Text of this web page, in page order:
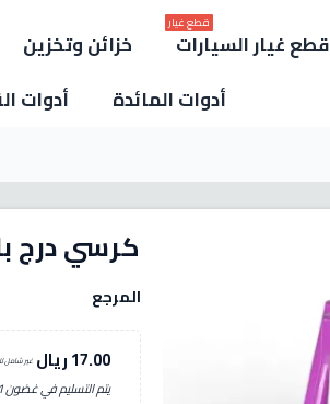
قطع غيار السيارات
قطع غيار
خزائن وتخزين
أدوات المائدة
أدوات
كرسي درج
المرجع
17.00 ريال غير شامل
يتم التسليم في غضون 1-2 أيام